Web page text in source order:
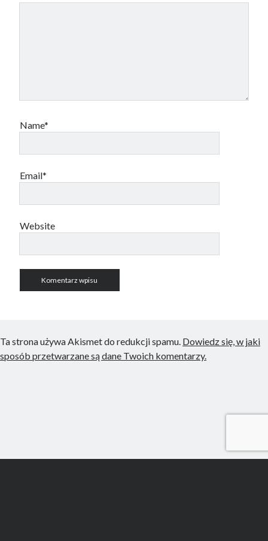
Name*
Email*
Website
Ta strona używa Akismet do redukcji spamu. Dowiedz się, w jaki
sposób przetwarzane są dane Twoich komentarzy.